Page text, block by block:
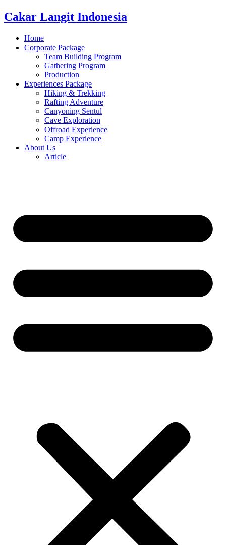
Cakar Langit Indonesia
Home
Corporate Package
Team Building Program
Gathering Program
Production
Experiences Package
Hiking & Trekking
Rafting Adventure
Canyoning Sentul
Cave Exploration
Offroad Experience
Camp Experience
About Us
Article